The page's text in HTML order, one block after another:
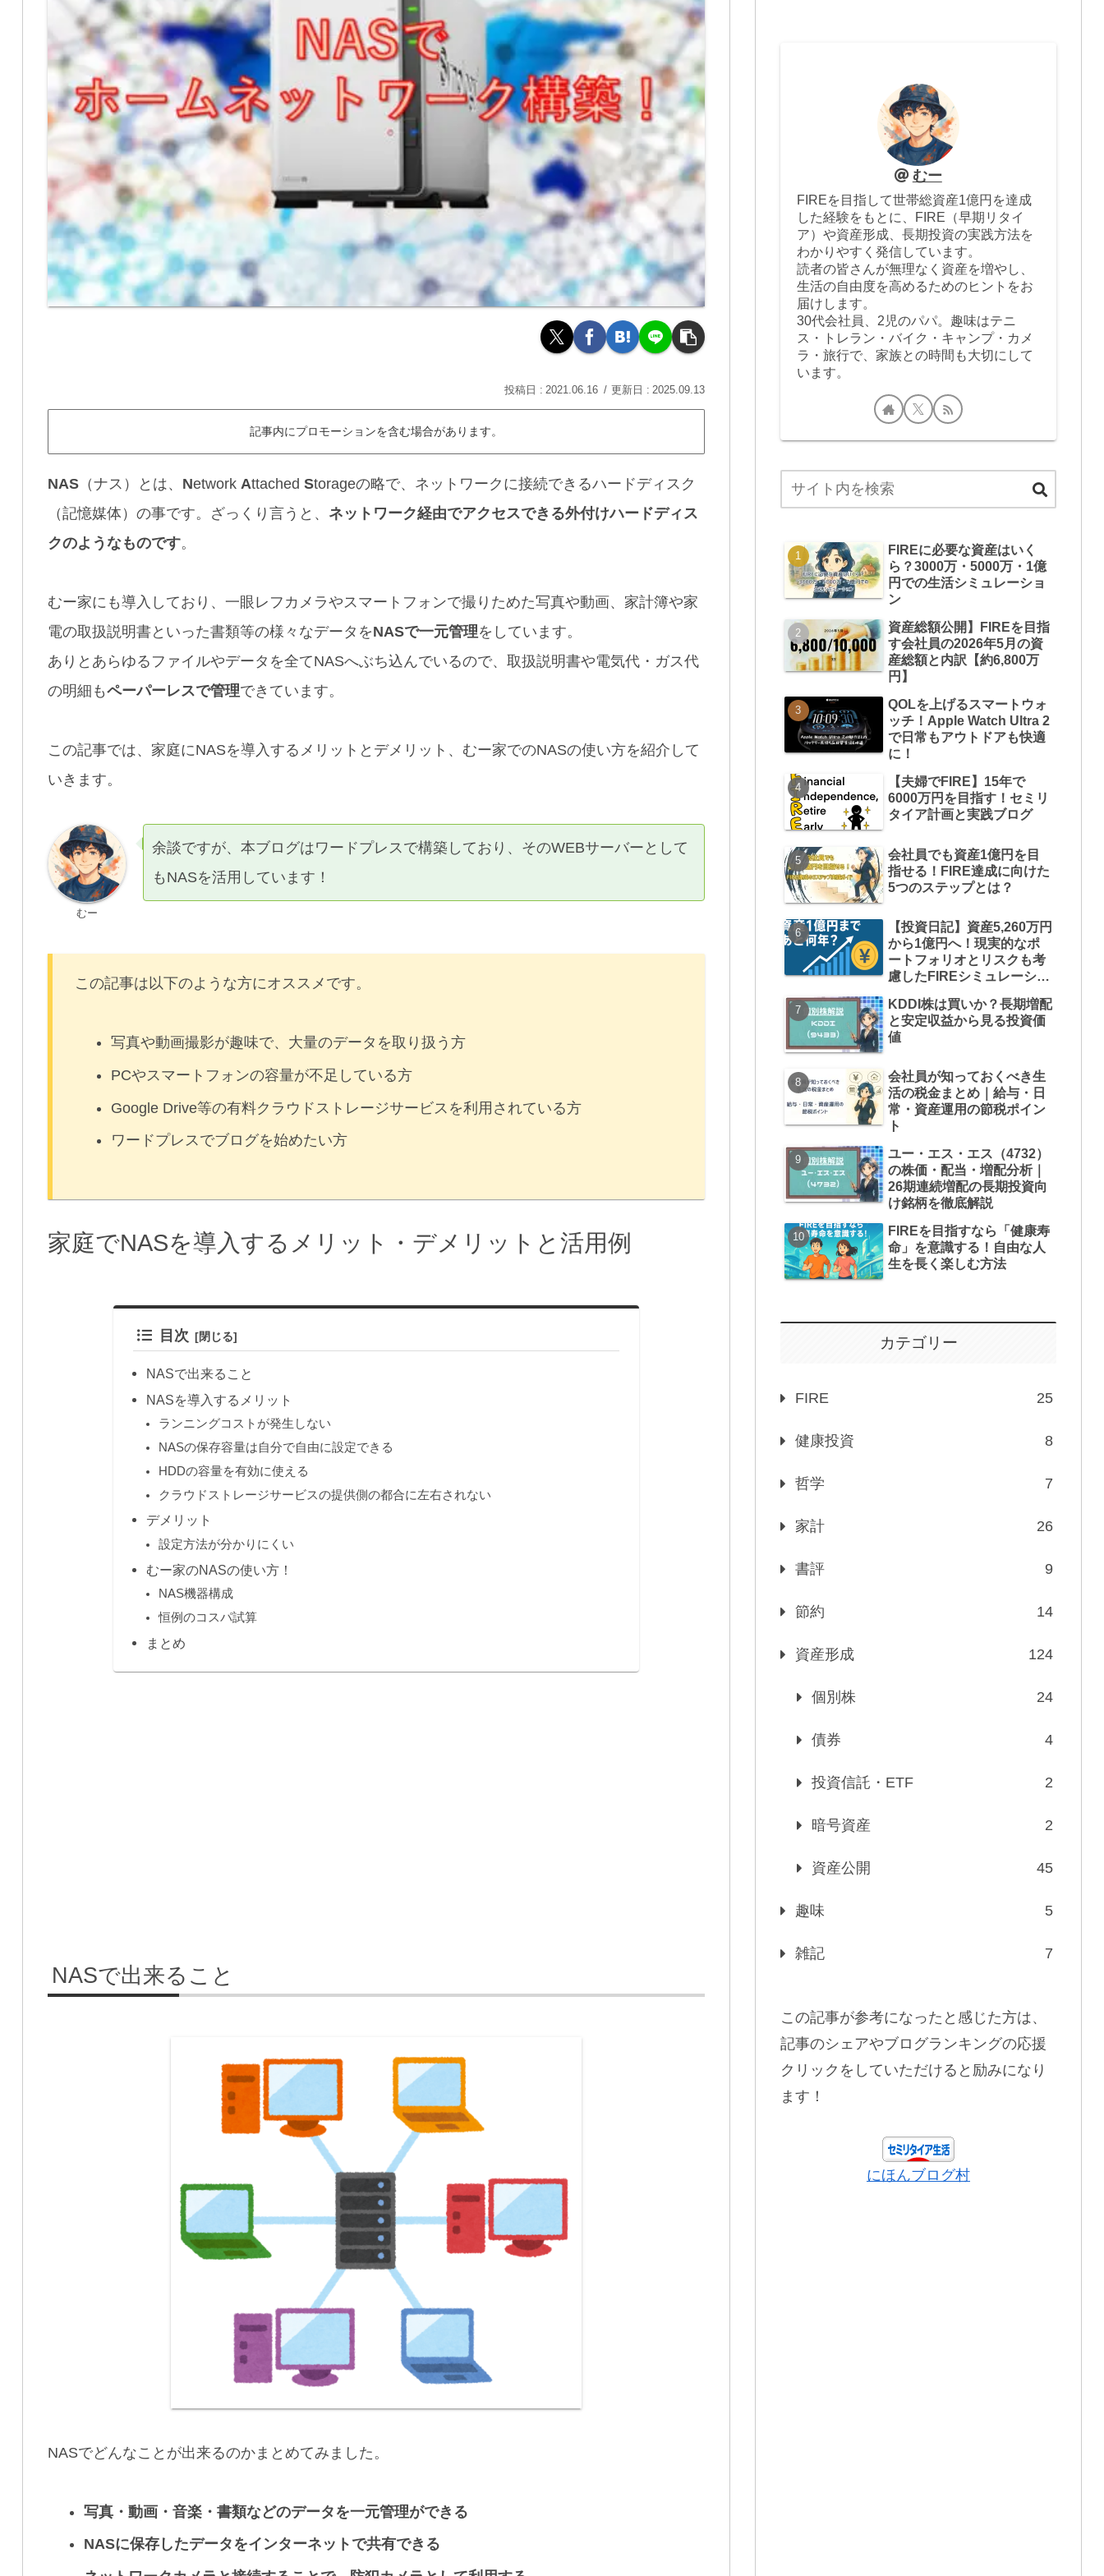
2021.06.16 2025.09.13
記事内にプロモーションを含む場合があります。
NAS （ナス）とは、 Network Attached Storageの略で、ネットワークに接続できるハードディスク
（記憶媒体）の事です。ざっくり言うと、 ネットワーク経由でアクセスできる外付けハードディス
クのようなものです。
むー家にも導入しており、一眼レフカメラやスマートフォンで撮りためた写真や動画、家計簿や家
電の取扱説明書といった書類等の様々なデータをNASで一元管理をしています。
ありとあらゆるファイルやデータを全てNASへぶち込んでいるので、取扱説明書や電気代・ガス代
の明細もペーパーレスで管理できています。
この記事では、家庭にNASを導入するメリットとデメリット、むー家でのNASの使い方を紹介して
いきます。
むー
余談ですが、本ブログはワードプレスで構築しており、そのWEBサーバーとして
もNASを活用しています！
この記事は以下のような方にオススメです。
写真や動画撮影が趣味で、大量のデータを取り扱う方
PCやスマートフォンの容量が不足している方
Google Drive等の有料クラウドストレージサービスを利用されている方
ワードプレスでブログを始めたい方
家庭でNASを導入するメリット・デメリットと活用例
目次
NASで出来ること
NASを導入するメリット
ランニングコストが発生しない
NASの保存容量は自分で自由に設定できる
HDDの容量を有効に使える
クラウドストレージサービスの提供側の都合に左右されない
デメリット
設定方法が分かりにくい
むー家のNASの使い方！
NAS機器構成
恒例のコスパ試算
まとめ
NASで出来ること
NASでどんなことが出来るのかまとめてみました。
写真・動画・音楽・書類などのデータを一元管理ができる
NASに保存したデータをインターネットで共有できる
むー
FIREを目指して世帯総資産1億円を達成
した経験をもとに、FIRE（早期リタイ
ア）や資産形成、長期投資の実践方法を
わかりやすく発信しています。
読者の皆さんが無理なく資産を増やし、
生活の自由度を高めるためのヒントをお
届けします。
30代会社員、2児のパパ。趣味はテニ
ス・トレラン・バイク・キャンプ・カメ
ラ・旅行で、家族との時間も大切にして
います。
FIREに必要な資産はいく
ら？3000万・5000万・1億
円での生活シミュレーショ
ン
資産総額公開】FIREを目指
す会社員の2026年5月の資
産総額と内訳【約6,800万
円】
QOLを上げるスマートウォ
ッチ！Apple Watch Ultra 2
で日常もアウトドアも快適
に！
【夫婦でFIRE】15年で
6000万円を目指す！セミリ
タイア計画と実践ブログ
会社員でも資産1億円を目
指せる！FIRE達成に向けた
5つのステップとは？
【投資日記】資産5,260万円
から1億円へ！現実的なポ
ートフォリオとリスクも考
慮したFIREシミュレーショ
KDDI株は買いか？長期増配
と安定収益から見る投資価
値
会社員が知っておくべき生
活の税金まとめ｜給与・日
常・資産運用の節税ポイン
ト
ユー・エス・エス（4732）
の株価・配当・増配分析｜
26期連続増配の長期投資向
け銘柄を徹底解説
FIREを目指すなら「健康寿
命」を意識する！自由な人
生を長く楽しむ方法
カテゴリー
FIRE 25
健康投資 8
哲学 7
家計 26
書評 9
節約 14
資産形成 124
個別株 24
債券 4
投資信託・ETF 2
暗号資産 2
資産公開 45
趣味 5
雑記 7
この記事が参考になったと感じた方は、
記事のシェアやブログランキングの応援
クリックをしていただけると励みになり
ます！
にほんブログ村